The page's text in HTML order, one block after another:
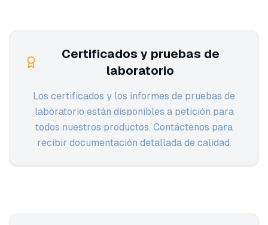
Certificados y pruebas de
laboratorio
Los certificados y los informes de pruebas de
laboratorio están disponibles a petición para
todos nuestros productos. Contáctenos para
recibir documentación detallada de calidad.